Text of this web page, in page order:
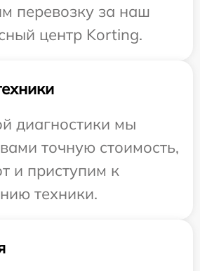
перевозку за наш
центр Korting.
диагностики мы
точную стоимость,
и приступим к
техники.